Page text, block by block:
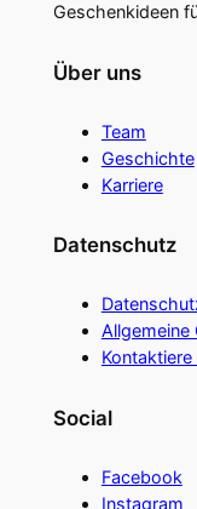
Geschenkideen
Über uns
Team
Geschichte
Karriere
Datenschutz
Allgemeine
Kontaktiere
Social
Facebook
Instagram